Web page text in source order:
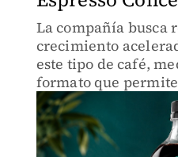
La compañía busca
crecimiento
este tipo de café,
formato que
bebidas estilo
versátil y accesible